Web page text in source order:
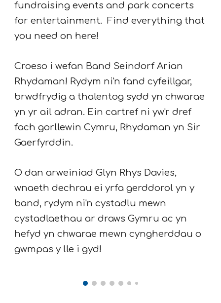
fundraising events and park concerts
for entertainment. Find everything that
you need on here!
Croeso i wefan Band Seindorf Arian
Rhydaman! Rydym ni'n fand cyfeillgar,
brwdfrydig a thalentog sydd yn chwarae
yn yr ail adran. Ein cartref ni yw'r dref
fach gorllewin Cymru, Rhydaman yn Sir
Gaerfyrddin.
O dan arweiniad Glyn Rhys Davies,
wnaeth dechrau ei yrfa gerddorol yn y
band, rydym ni'n cystadlu mewn
cystadlaethau ar draws Gymru ac yn
hefyd yn chwarae mewn cyngherddau o
gwmpas y lle i gyd!